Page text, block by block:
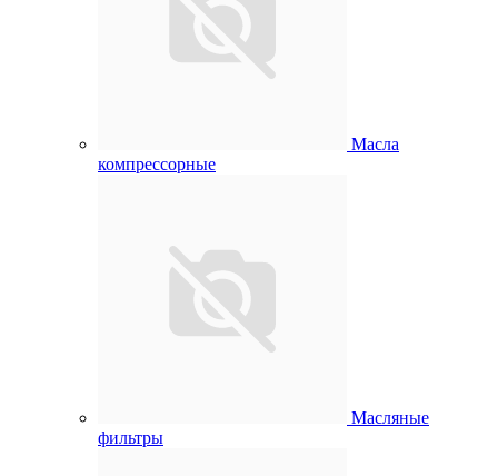
Масла
компрессорные
Масляные
фильтры